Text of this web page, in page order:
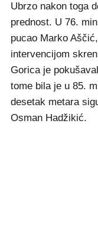
Ubrzo nakon toga
prednost. U 76.
pucao Marko
intervencijom
Gorica je
tome bila je u 85.
desetak metara
Osman Hadžikić.